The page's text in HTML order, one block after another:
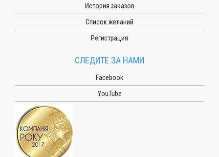
История заказов
Список желаний
Регистрация
СЛЕДИТЕ ЗА НАМИ
Facebook
YouTube